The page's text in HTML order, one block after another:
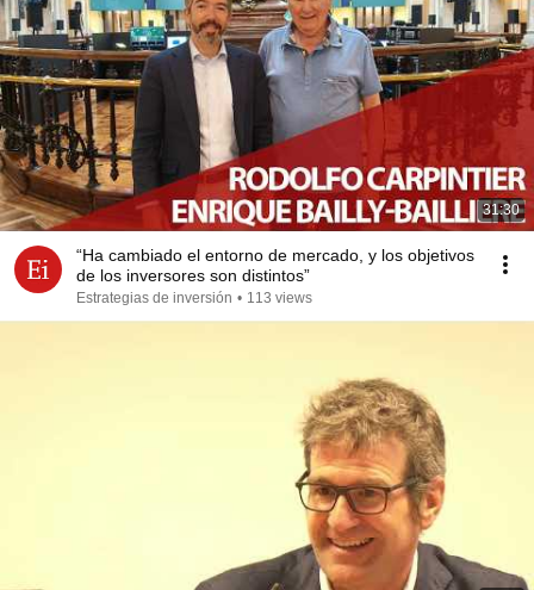
31:30
“Ha cambiado el entorno de mercado, y los objetivos
de los inversores son distintos”
Estrategias de inversión • 113 views